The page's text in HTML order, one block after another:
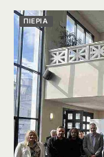
ΠΙΕΡΙΑ